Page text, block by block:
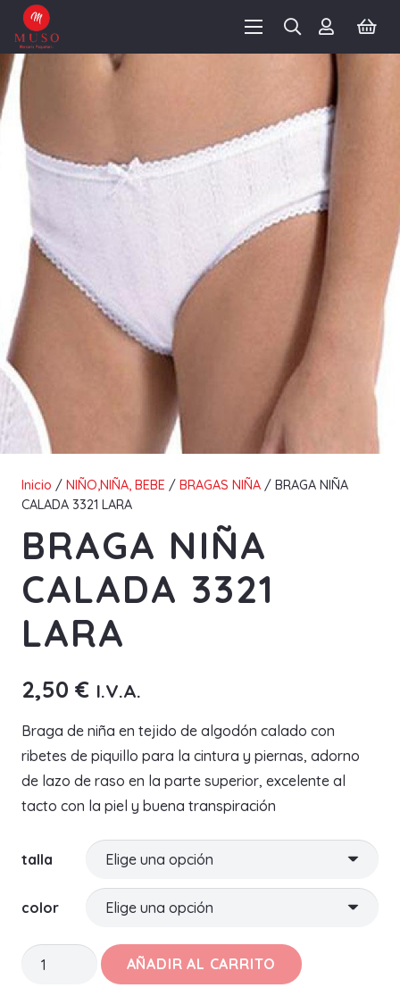
Inicio / NIÑO,NIÑA, BEBE / BRAGAS NIÑA / BRAGA NIÑA
CALADA 3321 LARA
BRAGA NIÑA
CALADA 3321
LARA
2,50 € I.V.A.
Braga de niña en tejido de algodón calado con
ribetes de piquillo para la cintura y piernas, adorno
de lazo de raso en la parte superior, excelente al
tacto con la piel y buena transpiración
talla
color
BRAGA
AÑADIR AL CARRITO